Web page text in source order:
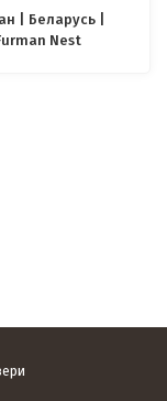
| Беларусь |
Nest